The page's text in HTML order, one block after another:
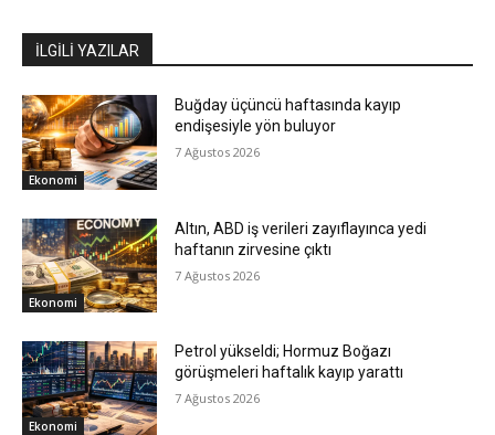
İLGİLİ YAZILAR
Ekonomi
Buğday üçüncü haftasında kayıp
endişesiyle yön buluyor
7 Ağustos 2026
Ekonomi
Altın, ABD iş verileri zayıflayınca yedi
haftanın zirvesine çıktı
7 Ağustos 2026
Ekonomi
Petrol yükseldi; Hormuz Boğazı
görüşmeleri haftalık kayıp yarattı
7 Ağustos 2026